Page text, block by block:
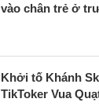
vào chân trẻ ở
Khởi tố Khánh
TikToker Vua